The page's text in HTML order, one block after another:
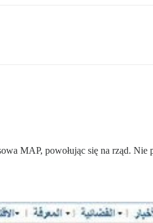
MAP, powołując się na rząd.